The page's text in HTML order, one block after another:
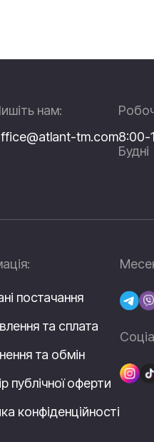
нам:
tm.com8:00-
Будні
постачання
та сплата
та обмін
публічної оферти
конфіденційності